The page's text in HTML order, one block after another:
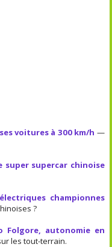
voitures à 300 km/h —
super supercar chinoise
championnes
?
Folgore, autonomie en
les tout-terrain.